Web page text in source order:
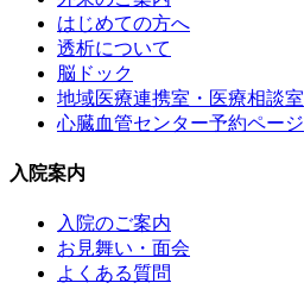
はじめての方へ
透析について
脳ドック
地域医療連携室・医療相談室
心臓血管センター予約ページ
入院案内
入院のご案内
お見舞い・面会
よくある質問